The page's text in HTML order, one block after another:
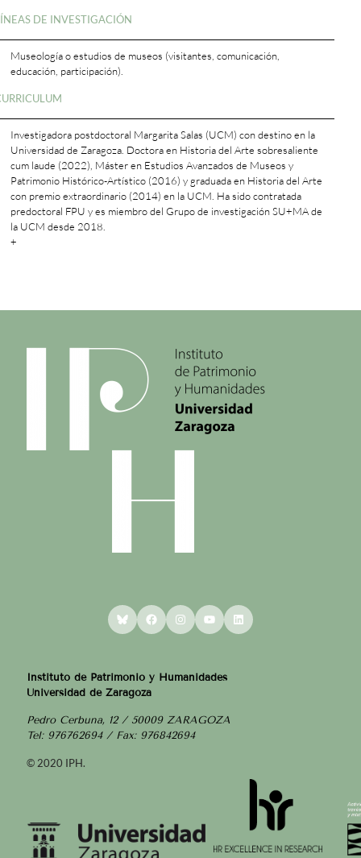
DE INVESTIGACIÓN
Museología o estudios de museos (visitantes, comunicación,
educación, participación).
Investigadora postdoctoral Margarita Salas (UCM) con destino en la
Universidad de Zaragoza. Doctora en Historia del Arte sobresaliente
cum laude (2022), Máster en Estudios Avanzados de Museos y
Patrimonio Histórico-Artístico (2016) y graduada en Historia del Arte
con premio extraordinario (2014) en la UCM. Ha sido contratada
predoctoral FPU y es miembro del Grupo de investigación SU+MA de
la UCM desde 2018.
+
BlueskyFacebookInstagram
YouTubeLinkedIn
Instituto de Patrimonio y Humanidades
Universidad de Zaragoza
Pedro Cerbuna, 12 / 50009 ZARAGOZA
Tel: 976762694 / Fax: 976842694
© 2020 IPH.